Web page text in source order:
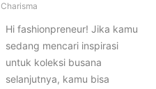
Charisma
Hi fashionpreneur! Jika kamu
sedang mencari inspirasi
untuk koleksi busana
selanjutnya, kamu bisa